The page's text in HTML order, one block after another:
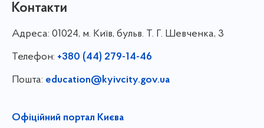
Контакти
Адреса: 01024, м. Київ, бульв. Т. Г. Шевченка, 3
Телефон: +380 (44) 279-14-46
Пошта: education@kyivcity.gov.ua
Офіційний портал Києва